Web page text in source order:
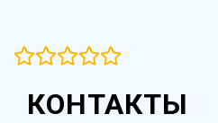
КОНТАКТЫ